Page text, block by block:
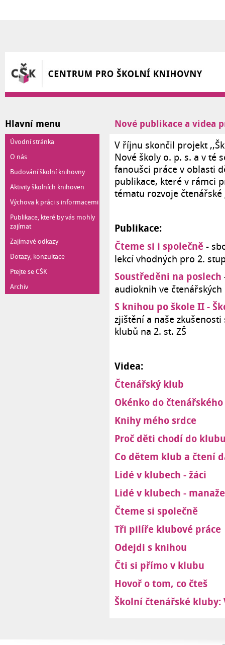
Hlavní menu
Úvodní stránka
O nás
Budování školní knihovny
Aktivity školních knihoven
Výchova k práci s informacemi
Publikace, které by vás mohly
zajímat
Zajímavé odkazy
Dotazy, konzultace
Ptejte se CŠK
Archiv
Nové publikace a videa
V říjnu skončil projekt
Nové školy o. p. s. a v té
fanoušci práce v oblasti
publikace, které v rámci
tématu rozvoje
Publikace:
Čteme si i společně -
lekcí vhodných pro 2.
Soustředěni na poslech
audioknih ve
S knihou po škole II -
zjištění a naše
klubů na 2. st. ZŠ
Videa:
Čtenářský klub
Okénko do
Knihy mého srdce
Proč děti chodí do
Co dětem klub a čtení
Lidé v klubech - žáci
Lidé v klubech -
Čteme si společně
Tři pilíře klubové práce
Odejdi s knihou
Čti si přímo v klubu
Hovoř o tom, co čteš
Školní čtenářské